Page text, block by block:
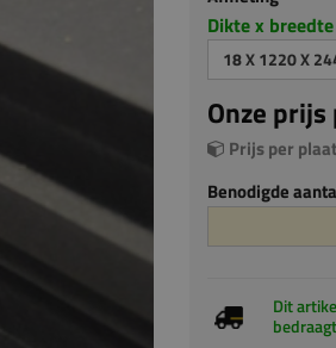
Dikte x
18 X 1220 X
Onze prijs
Prijs per
Benodigde
Dit